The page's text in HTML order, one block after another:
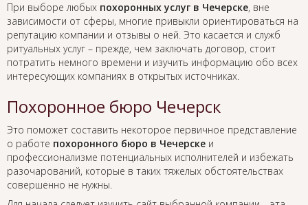
При выборе любых похоронных услуг в Чечерске, вне
зависимости от сферы, многие привыкли ориентироваться на
репутацию компании и отзывы о ней. Это касается и служб
ритуальных услуг – прежде, чем заключать договор, стоит
потратить немного времени и изучить информацию обо всех
интересующих компаниях в открытых источниках.
Похоронное бюро Чечерск
Это поможет составить некоторое первичное представление
о работе похоронного бюро в Чечерске и
профессионализме потенциальных исполнителей и избежать
разочарований, которые в таких тяжелых обстоятельствах
совершенно не нужны.